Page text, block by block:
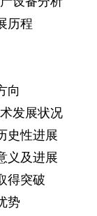
历程
向
发展状况
史性进展
义及进展
得突破
势